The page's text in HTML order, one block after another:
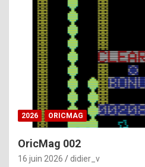
y
d
i
ff
i
2026 ORICMAG
OricMag 002
16 juin 2026 didier_v